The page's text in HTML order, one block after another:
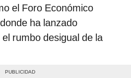
el Foro Económico
ha lanzado
rumbo desigual de la